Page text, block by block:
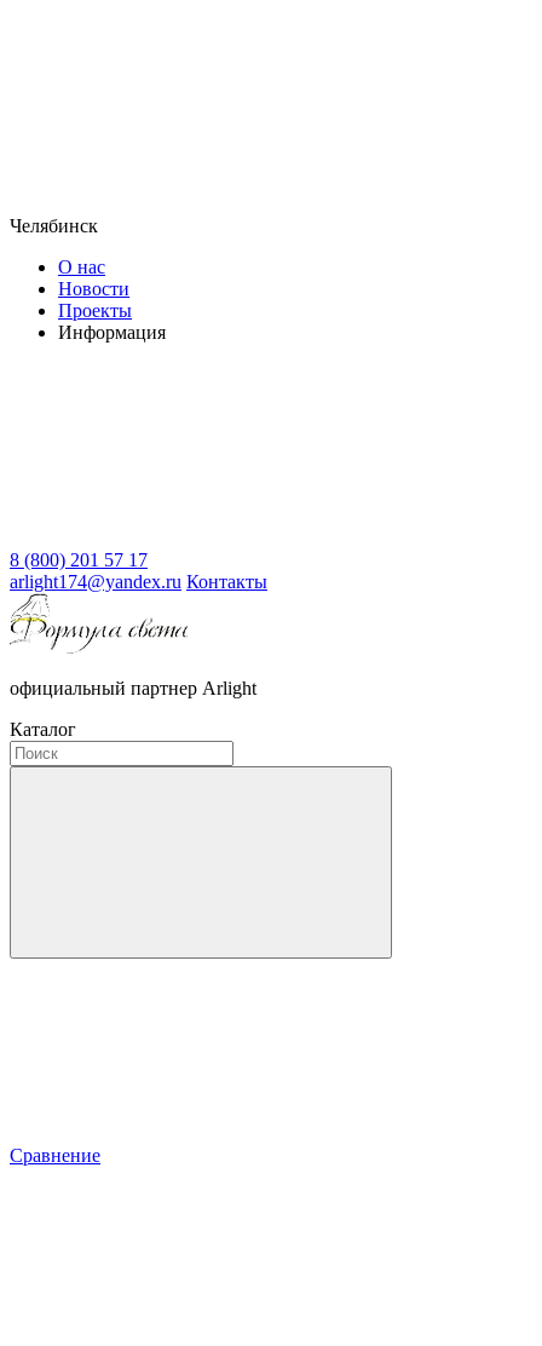
Челябинск
О нас
Новости
Проекты
Информация
8 (800) 201 57 17
arlight174@yandex.ru Контакты
официальный партнер Arlight
Каталог
Сравнение